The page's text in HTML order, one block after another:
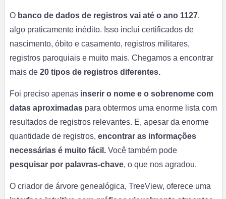
O banco de dados de registros vai até o ano 1127,
algo praticamente inédito. Isso inclui certificados de
nascimento, óbito e casamento, registros militares,
registros paroquiais e muito mais. Chegamos a encontrar
mais de 20 tipos de registros diferentes.
Foi preciso apenas inserir o nome e o sobrenome com
datas aproximadas para obtermos uma enorme lista com
resultados de registros relevantes. E, apesar da enorme
quantidade de registros, encontrar as informações
necessárias é muito fácil.Você também pode
pesquisar por palavras-chave, o que nos agradou.
O criador de árvore genealógica, TreeView, oferece uma